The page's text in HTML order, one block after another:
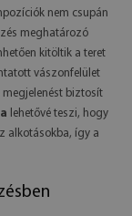
nem csupán
meghatározó
kitöltik a teret
vászonfelület
megjelenést biztosít
lehetővé teszi, hogy
alkotásokba, így a